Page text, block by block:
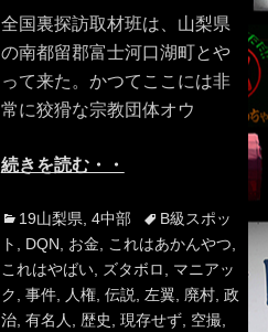
全国裏探訪取材班は、山梨県
の南都留郡富士河口湖町とや
って来た。かつてここには非
常に狡猾な宗教団体オウ
続きを読む・・
Categories
19山梨県 4中部 TagsB級スポッ
ト
DQN お金 これはあかんやつ
これはやばい, ズタボロ
マニアッ
ク
事件, 人権, 伝説 左翼 廃村, 政
治, 有名人 歴史 現存せず, 空撮,